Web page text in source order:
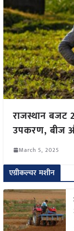
राजस्थान बजट
उपकरण, बीज
March 5, 2025
एग्रीकल्चर मशीन